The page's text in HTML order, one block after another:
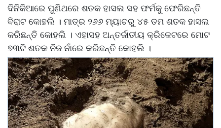
ଦିନିକିଆରେ ପୁଣିଥରେ ଶତକ ହାସଲ ସହ ଫର୍ମକୁ ଫେରିଛନ୍ତି
ବିରାଟ କୋହଲି । ମାତ୍ର ୨୬୬ ମ୍ୟାଚରୁ ୪୫ ତମ ଶତକ ହାସଲ
କରିଛନ୍ତି କୋହଲି । ଏହାସହ ଅନ୍ତର୍ଜାତୀୟ କ୍ରିକେଟରେ ମୋଟ
୭୩ଟି ଶତକ ନିଜ ନାଁରେ କରିଛନ୍ତି କୋହଲି ।